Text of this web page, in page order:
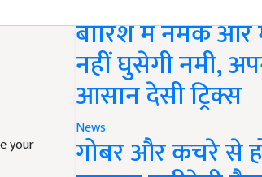
बारिश में नमक और
नहीं घुसेगी नमी,
आसान देसी ट्रिक्स
News
गोबर और कचरे से